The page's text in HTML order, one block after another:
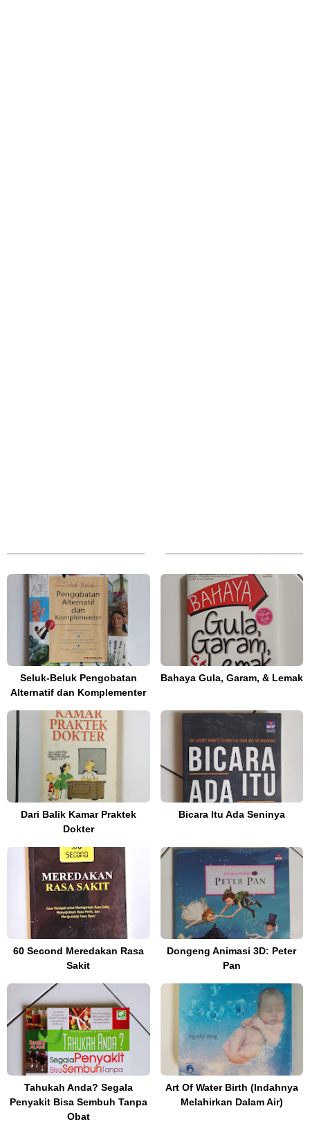
Seluk-Beluk Pengobatan
Alternatif dan Komplementer
Bahaya Gula, Garam, & Lemak
Dari Balik Kamar Praktek
Dokter
Bicara Itu Ada Seninya
60 Second Meredakan Rasa
Sakit
Dongeng Animasi 3D: Peter
Pan
Tahukah Anda? Segala
Penyakit Bisa Sembuh Tanpa
Obat
Art Of Water Birth (Indahnya
Melahirkan Dalam Air)